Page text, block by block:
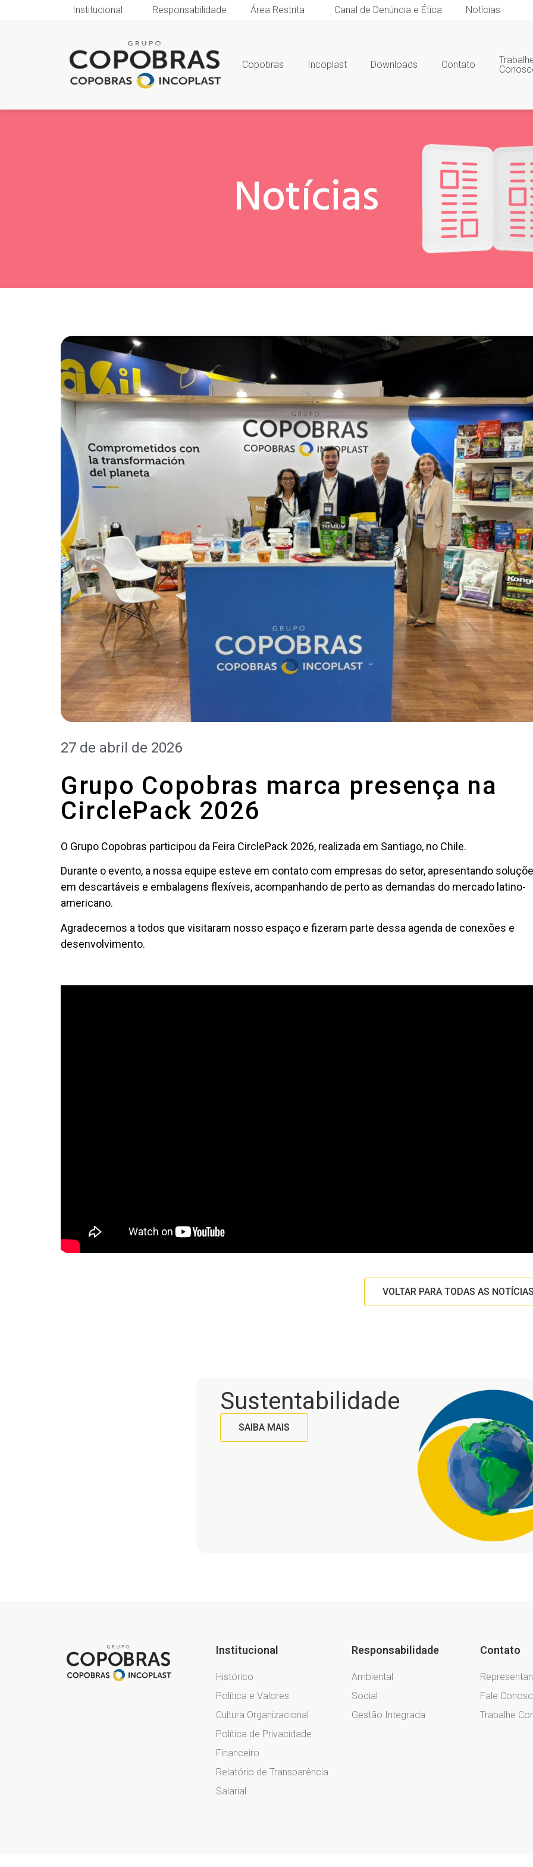
Institucional Responsabilidade Área Restrita Canal de Denúncia e Ética Notícias
Copobras Incoplast Downloads Contato
Notícias
27 de abril de 2026
Grupo Copobras marca presença na
CirclePack 2026
O Grupo Copobras participou da Feira CirclePack 2026, realizada em Santiago, no Chile.
Durante o evento, a nossa equipe esteve em contato com empresas do setor, apresentando
em descartáveis e embalagens flexíveis, acompanhando de perto as demandas do mercado latino-
americano.
Agradecemos a todos que visitaram nosso espaço e fizeram parte dessa agenda de conexões e
desenvolvimento.
VOLTAR PARA TODAS AS
Sustentabilidade
SAIBA MAIS
Institucional
Histórico
Política e Valores
Cultura Organizacional
Política de Privacidade
Financeiro
Relatório de Transparência
Salarial
Responsabilidade
Ambiental
Social
Gestão Integrada
Contato
Fale
Trabalhe